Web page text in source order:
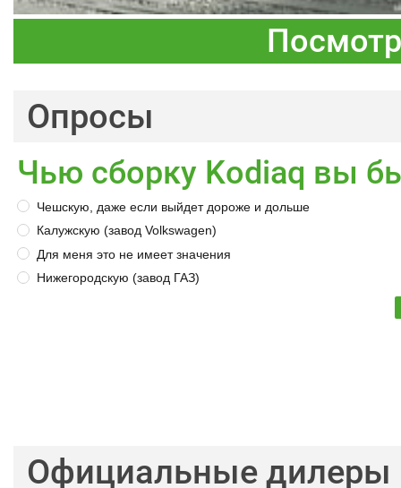
Опросы
Чью сборку Kodiaq вы
Чешскую, даже если выйдет дороже и дольше
Калужскую (завод Volkswagen)
Для меня это не имеет значения
Нижегородскую (завод ГАЗ)
Официальные дилеры